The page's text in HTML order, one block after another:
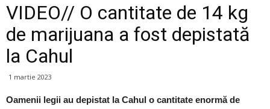
VIDEO// O cantitate de 14 kg
de marijuana a fost depistată
la Cahul
1 martie 2023
Oamenii legii au depistat la Cahul o cantitate enormă de